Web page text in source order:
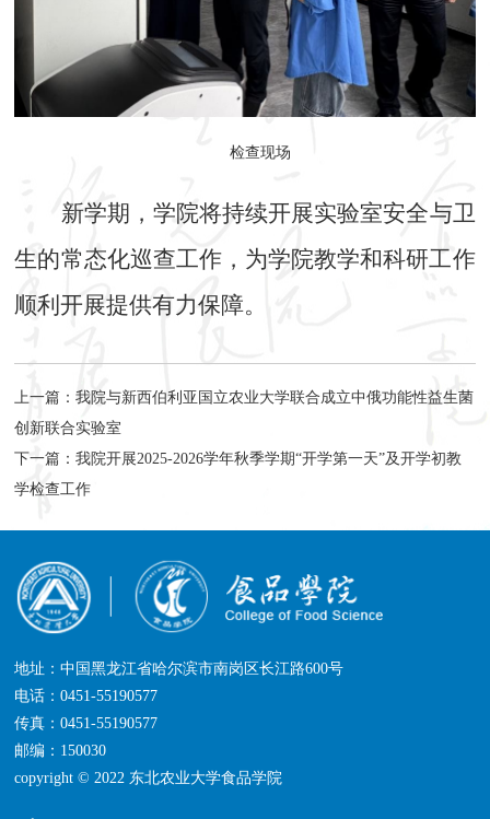
检查现场
新学期，学院将持续开展实验室安全与卫
生的常态化巡查工作，为学院教学和科研工作
顺利开展提供有力保障。
上一篇：我院与新西伯利亚国立农业大学联合成立中俄功能性益生菌
创新联合实验室
下一篇：我院开展2025-2026学年秋季学期“开学第一天”及开学初教
学检查工作
地址：中国黑龙江省哈尔滨市南岗区长江路600号
电话：0451-55190577
传真：0451-55190577
邮编：150030
copyright © 2022 东北农业大学食品学院